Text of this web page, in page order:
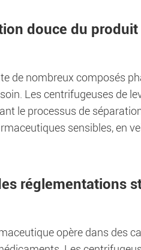
douce du produit
de nombreux composés
Les centrifugeuses de
le processus de
sensibles, en
réglementations
opère dans des